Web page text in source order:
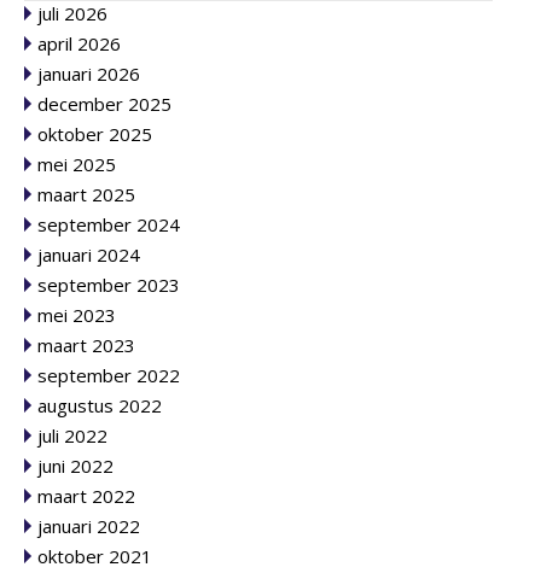
juli 2026
april 2026
januari 2026
december 2025
oktober 2025
mei 2025
maart 2025
september 2024
januari 2024
september 2023
mei 2023
maart 2023
september 2022
augustus 2022
juli 2022
juni 2022
maart 2022
januari 2022
oktober 2021